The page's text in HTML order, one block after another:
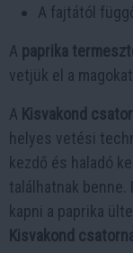
A fajtától
A paprika
vetjük el a
A Kisvakond
helyes vetési
kezdő és haladó
találhatnak
kapni a paprika
Kisvakond